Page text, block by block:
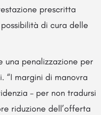
prescritta
di cura delle
una penalizzazione per
“I margini di manovra
– per non tradursi
riduzione dell’offerta